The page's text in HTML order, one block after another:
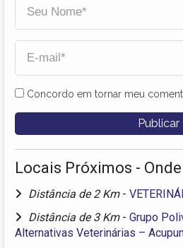
Concordo em tornar meu
Locais Próximos -
Distância de 2 Km -
Distância de 3 Km - Grupo
Alternativas Veterinárias –